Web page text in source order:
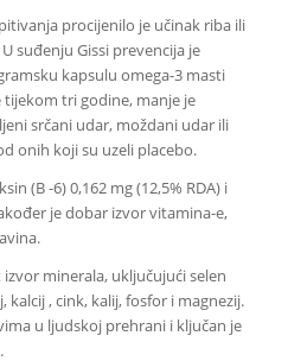
procijenilo je učinak riba ili
suđenju Gissi prevencija je
kapsulu omega-3 masti
tri godine, manje je
srčani udar, moždani udar ili
onih koji su uzeli placebo.
(B -6) 0,162 mg (12,5% RDA) i
je dobar izvor vitamina-e,
minerala, uključujući selen
kalcij , cink, kalij, fosfor i magnezij.
u ljudskoj prehrani i ključan je